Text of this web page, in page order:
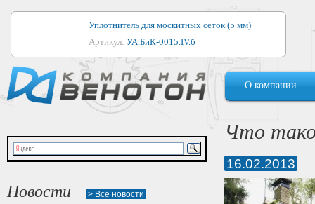
Уплотнитель для москитных сеток (5 мм)
Артикул: УА.БиК-0015.IV.б
Уплотнитель для алюминиевых окон
Артикул:1044
Уплотнитель для деревянных окон
Артикул:УМ.БиК-0062.IV.б
Уплотнитель лоджиевый для (4, 5, 6 мм)
О компании
Новости > Все новости
Что
16.02.2013